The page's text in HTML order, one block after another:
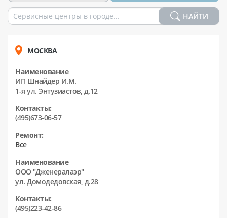
НАЙТИ
МОСКВА
Наименование
ИП Шнайдер И.М.
1-я ул. Энтузиастов, д.12
Контакты:
(495)673-06-57
Ремонт:
Все
Наименование
ООО "Дженералаэр"
ул. Домодедовская, д.28
Контакты:
(495)223-42-86